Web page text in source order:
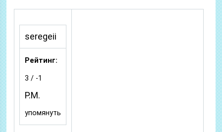
seregeii
Рейтинг:
3 / -1
P.M.
упомянуть